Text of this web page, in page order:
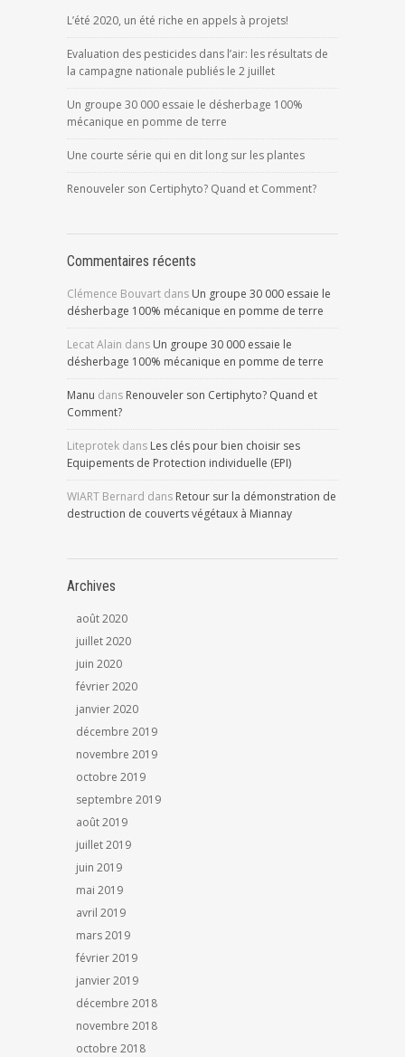
L’été 2020, un été riche en appels à projets!
Evaluation des pesticides dans l’air: les résultats de
la campagne nationale publiés le 2 juillet
Un groupe 30 000 essaie le désherbage 100%
mécanique en pomme de terre
Une courte série qui en dit long sur les plantes
Renouveler son Certiphyto? Quand et Comment?
Commentaires récents
Clémence Bouvart dans Un groupe 30 000 essaie le
désherbage 100% mécanique en pomme de terre
Lecat Alain dans Un groupe 30 000 essaie le
désherbage 100% mécanique en pomme de terre
Manu dans Renouveler son Certiphyto? Quand et
Comment?
Liteprotek dans Les clés pour bien choisir ses
Equipements de Protection individuelle (EPI)
WIART Bernard dans Retour sur la démonstration de
destruction de couverts végétaux à Miannay
Archives
août 2020
juillet 2020
juin 2020
février 2020
janvier 2020
décembre 2019
novembre 2019
octobre 2019
septembre 2019
août 2019
juillet 2019
juin 2019
mai 2019
avril 2019
mars 2019
février 2019
janvier 2019
décembre 2018
novembre 2018
octobre 2018